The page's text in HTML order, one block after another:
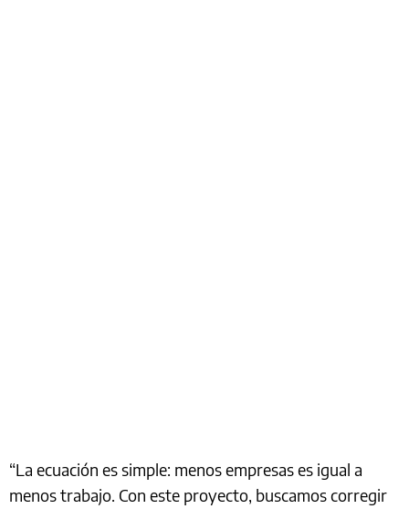
“La ecuación es simple: menos empresas es igual a
menos trabajo. Con este proyecto, buscamos corregir